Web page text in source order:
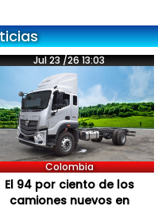
Jul 23 /26 13:03
Colombia
El 94 por ciento de los
camiones nuevos en